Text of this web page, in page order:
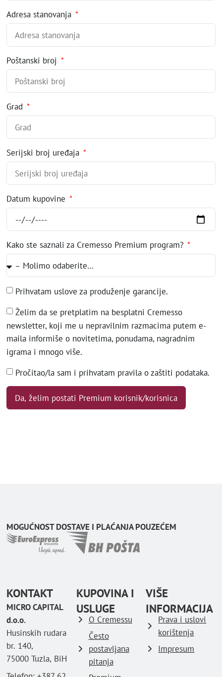
Adresa stanovanja
Poštanski broj
Grad
Serijski broj uređaja
Datum kupovine
Kako ste saznali za Cremesso Premium program?
Prihvatam uslove za produženje garancije.
Želim da se pretplatim na besplatni Cremesso
newsletter, koji me u nepravilnim razmacima putem e-
maila informiše o novitetima, ponudama, nagradnim
igrama i mnogo više.
Pročitao/la sam i prihvatam pravila o zaštiti podataka.
Da, želim postati Premium korisnik/korisnica
MOGUĆNOST DOSTAVE I PLAĆANJA POUZEĆEM
KONTAKT
MICRO CAPITAL
d.o.o.
Husinskih rudara
br. 140,
75000 Tuzla, BiH
KUPOVINA I
USLUGE
O Cremessu
Često
postavljana
pitanja
VIŠE
INFORMACIJA
Prava i uslovi
korištenja
Impresum